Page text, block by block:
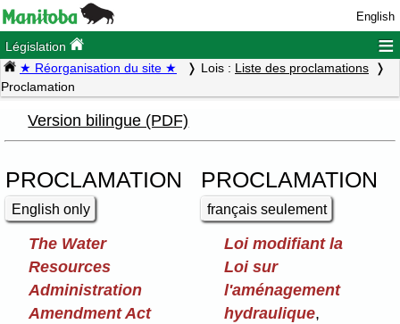
English
Législation ≡
★ Réorganisation du site ★ Lois : Liste des proclamations
Proclamation
Version bilingue (PDF)
PROCLAMATION
English only
PROCLAMATION
français seulement
The Water
Resources
Administration
Amendment Act
Loi modifiant la
Loi sur
l'aménagement
hydraulique,